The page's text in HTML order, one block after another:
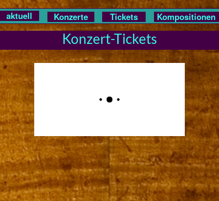
aktuell Konzerte Tickets Kompositionen
Konzert-Tickets